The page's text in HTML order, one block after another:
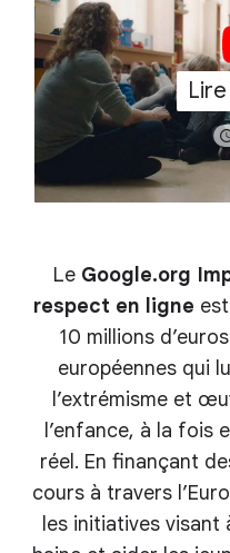
Le Google.org
respect en ligne
10 millions
européennes qui
l’extrémisme et
l’enfance, à la fois
réel. En finançant
cours à travers
les initiatives